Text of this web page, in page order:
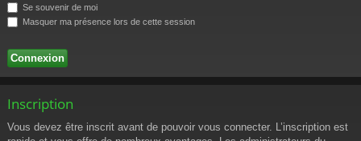
Se souvenir de moi
Masquer ma présence lors de cette session
Inscription
Vous devez être inscrit avant de pouvoir vous connecter. L’inscription est